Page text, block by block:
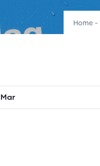
Home -